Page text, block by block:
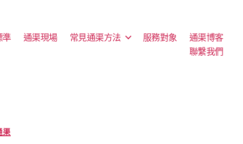
準 通渠現場 常見通渠方法 服務對象
通渠博客
聯繫我們
渠